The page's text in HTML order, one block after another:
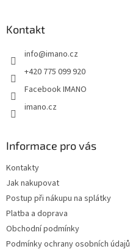
Kontakt
info@imano.cz
+420 775 099 920
Facebook IMANO
imano.cz
Informace pro vás
Kontakty
Jak nakupovat
Postup při nákupu na splátky
Platba a doprava
Obchodní podmínky
Podmínky ochrany osobních údajů